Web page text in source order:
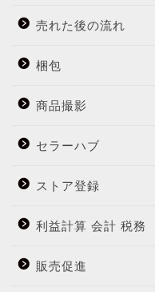
売れた後の流れ
梱包
商品撮影
セラーハブ
ストア登録
利益計算 会計 税務
販売促進